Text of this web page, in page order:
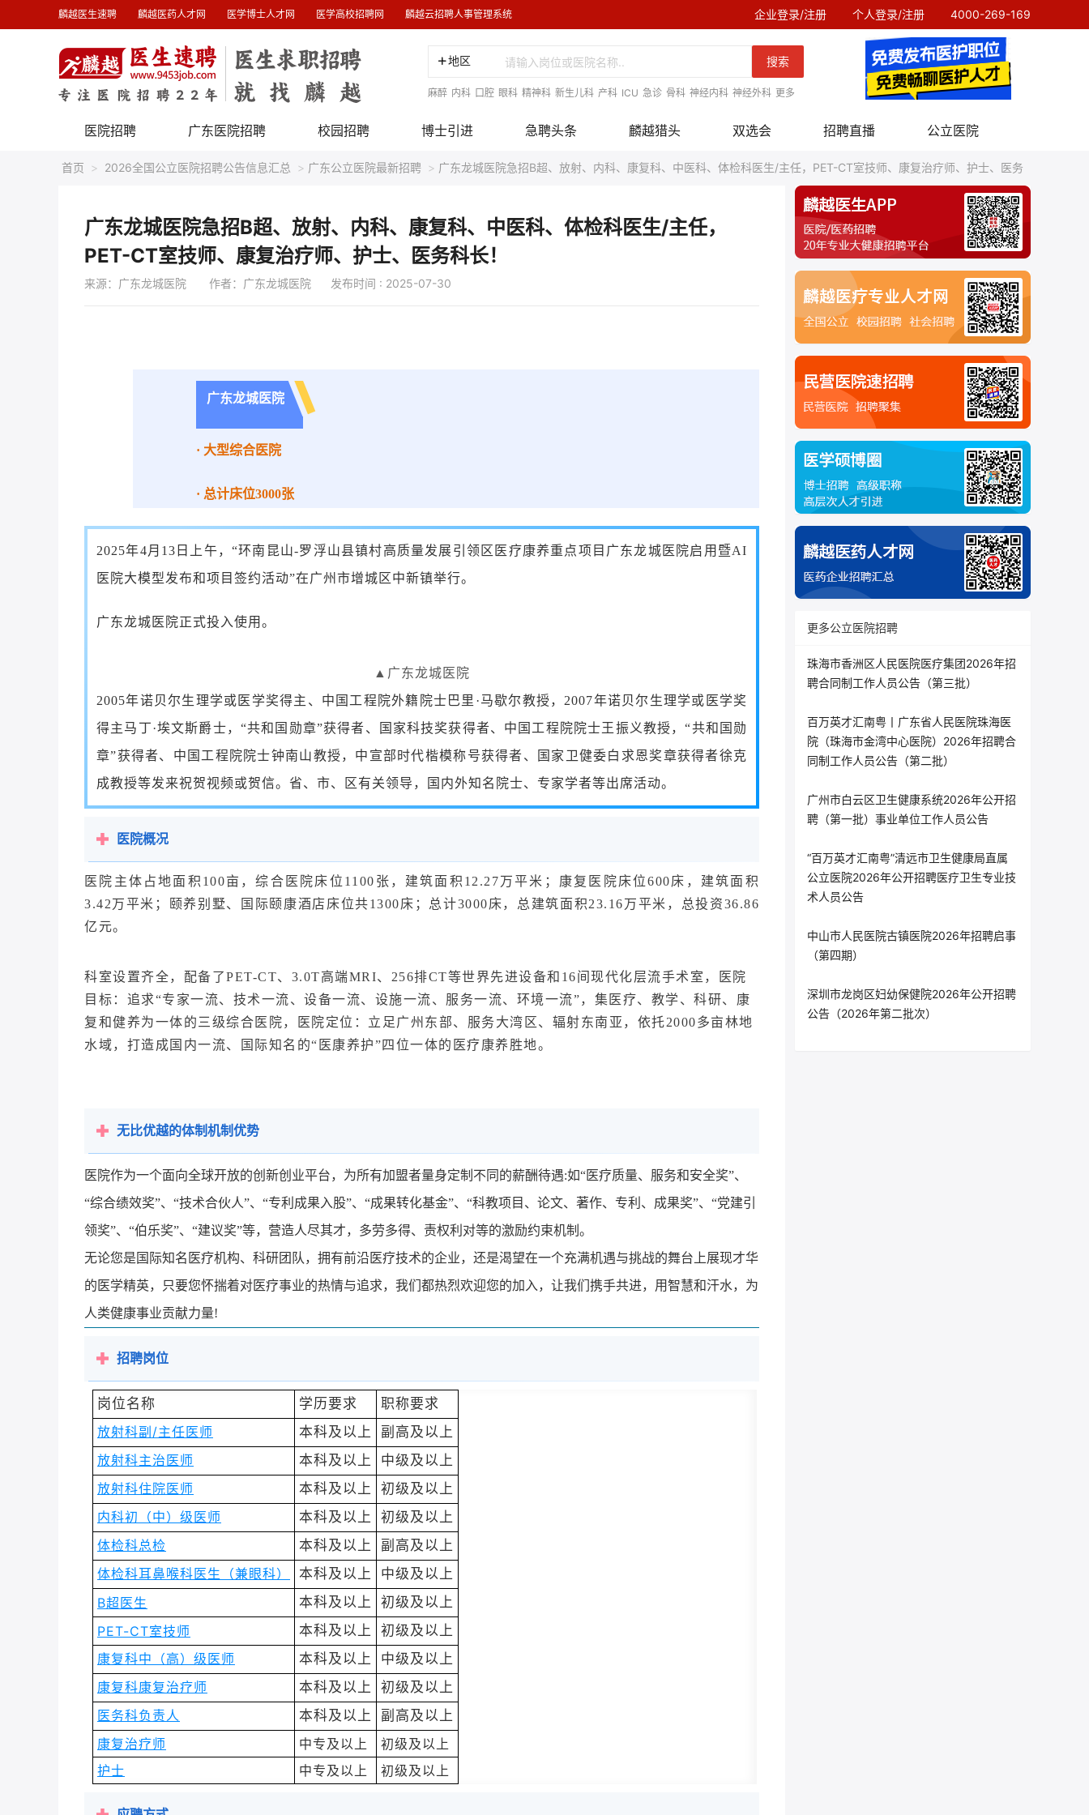
麟越医生速聘 麟越医药人才网 医学博士人才网 医学高校招聘网 麟越云招聘人事管理系统 企业登录/注册 个人登录/注册 4000-269-169
地区 搜索
麻醉 内科 口腔 眼科 精神科 新生儿科 产科 ICU 急诊 骨科 神经内科 神经外科 更多
医院招聘 广东医院招聘 校园招聘 博士引进 急聘头条 麟越猎头 双选会 招聘直播 公立医院
首页 > 2026全国公立医院招聘公告信息汇总 > 广东公立医院最新招聘 > 广东龙城医院急招B超、放射、内科、康复科、中医科、体检科医生/主任，PET-CT室技师、康复治疗师、护士、医务
广东龙城医院急招B超、放射、内科、康复科、中医科、体检科医生/主任，
PET-CT室技师、康复治疗师、护士、医务科长！
来源：广东龙城医院 作者：广东龙城医院 发布时间 : 2025-07-30
广东龙城医院
· 大型综合医院
· 总计床位3000张
2025年4月13日上午，“环南昆山-罗浮山县镇村高质量发展引领区医疗康养重点项目广东龙城医院启用暨AI
医院大模型发布和项目签约活动”在广州市增城区中新镇举行。
广东龙城医院正式投入使用。
▲广东龙城医院
2005年诺贝尔生理学或医学奖得主、中国工程院外籍院士巴里·马歇尔教授，2007年诺贝尔生理学或医学奖
得主马丁·埃文斯爵士，“共和国勋章”获得者、国家科技奖获得者、中国工程院院士王振义教授，“共和国勋
章”获得者、中国工程院院士钟南山教授，中宣部时代楷模称号获得者、国家卫健委白求恩奖章获得者徐克
成教授等发来祝贺视频或贺信。省、市、区有关领导，国内外知名院士、专家学者等出席活动。
医院概况
医院主体占地面积100亩，综合医院床位1100张，建筑面积12.27万平米；康复医院床位600床，建筑面积
3.42万平米；颐养别墅、国际颐康酒店床位共1300床；总计3000床，总建筑面积23.16万平米，总投资36.86
亿元。
科室设置齐全，配备了PET-CT、3.0T高端MRI、256排CT等世界先进设备和16间现代化层流手术室，医院
目标：追求“专家一流、技术一流、设备一流、设施一流、服务一流、环境一流”，集医疗、教学、科研、康
复和健养为一体的三级综合医院，医院定位：立足广州东部、服务大湾区、辐射东南亚，依托2000多亩林地
水域，打造成国内一流、国际知名的“医康养护”四位一体的医疗康养胜地。
无比优越的体制机制优势
医院作为一个面向全球开放的创新创业平台，为所有加盟者量身定制不同的薪酬待遇:如“医疗质量、服务和安全奖”、
“综合绩效奖”、“技术合伙人”、“专利成果入股”、“成果转化基金”、“科教项目、论文、著作、专利、成果奖”、“党建引
领奖”、“伯乐奖”、“建议奖”等，营造人尽其才，多劳多得、责权利对等的激励约束机制。
无论您是国际知名医疗机构、科研团队，拥有前沿医疗技术的企业，还是渴望在一个充满机遇与挑战的舞台上展现才华
的医学精英，只要您怀揣着对医疗事业的热情与追求，我们都热烈欢迎您的加入，让我们携手共进，用智慧和汗水，为
人类健康事业贡献力量!
招聘岗位
岗位名称 学历要求 职称要求
放射科副/主任医师 本科及以上 副高及以上
放射科主治医师 本科及以上 中级及以上
放射科住院医师 本科及以上 初级及以上
内科初（中）级医师 本科及以上 初级及以上
体检科总检 本科及以上 副高及以上
体检科耳鼻喉科医生（兼眼科） 本科及以上 中级及以上
B超医生 本科及以上 初级及以上
PET-CT室技师 本科及以上 初级及以上
康复科中（高）级医师 本科及以上 中级及以上
康复科康复治疗师 本科及以上 初级及以上
医务科负责人 本科及以上 副高及以上
康复治疗师 中专及以上
初级及以上
护士
中专及以上 初级及以上
更多公立医院招聘
珠海市香洲区人民医院医疗集团2026年招
聘合同制工作人员公告（第三批）
百万英才汇南粤丨广东省人民医院珠海医
院（珠海市金湾中心医院）2026年招聘合
同制工作人员公告（第二批）
广州市白云区卫生健康系统2026年公开招
聘（第一批）事业单位工作人员公告
“百万英才汇南粤”清远市卫生健康局直属
公立医院2026年公开招聘医疗卫生专业技
术人员公告
中山市人民医院古镇医院2026年招聘启事
（第四期）
深圳市龙岗区妇幼保健院2026年公开招聘
公告（2026年第二批次）